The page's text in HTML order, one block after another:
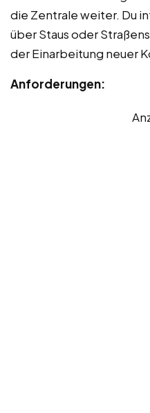
die Zentrale weiter. Du
über Staus oder
der Einarbeitung neuer
Anforderungen: